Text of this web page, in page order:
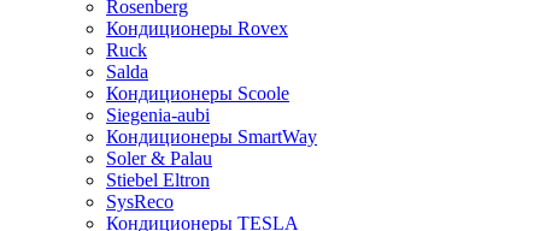
Rosenberg
Кондиционеры Rovex
Ruck
Salda
Кондиционеры Scoole
Siegenia-aubi
Кондиционеры SmartWay
Soler & Palau
Stiebel Eltron
SysReco
Кондиционеры TESLA